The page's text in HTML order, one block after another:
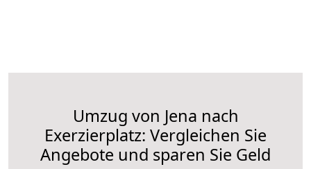
Umzug von Jena nach
Exerzierplatz: Vergleichen Sie
Angebote und sparen Sie Geld